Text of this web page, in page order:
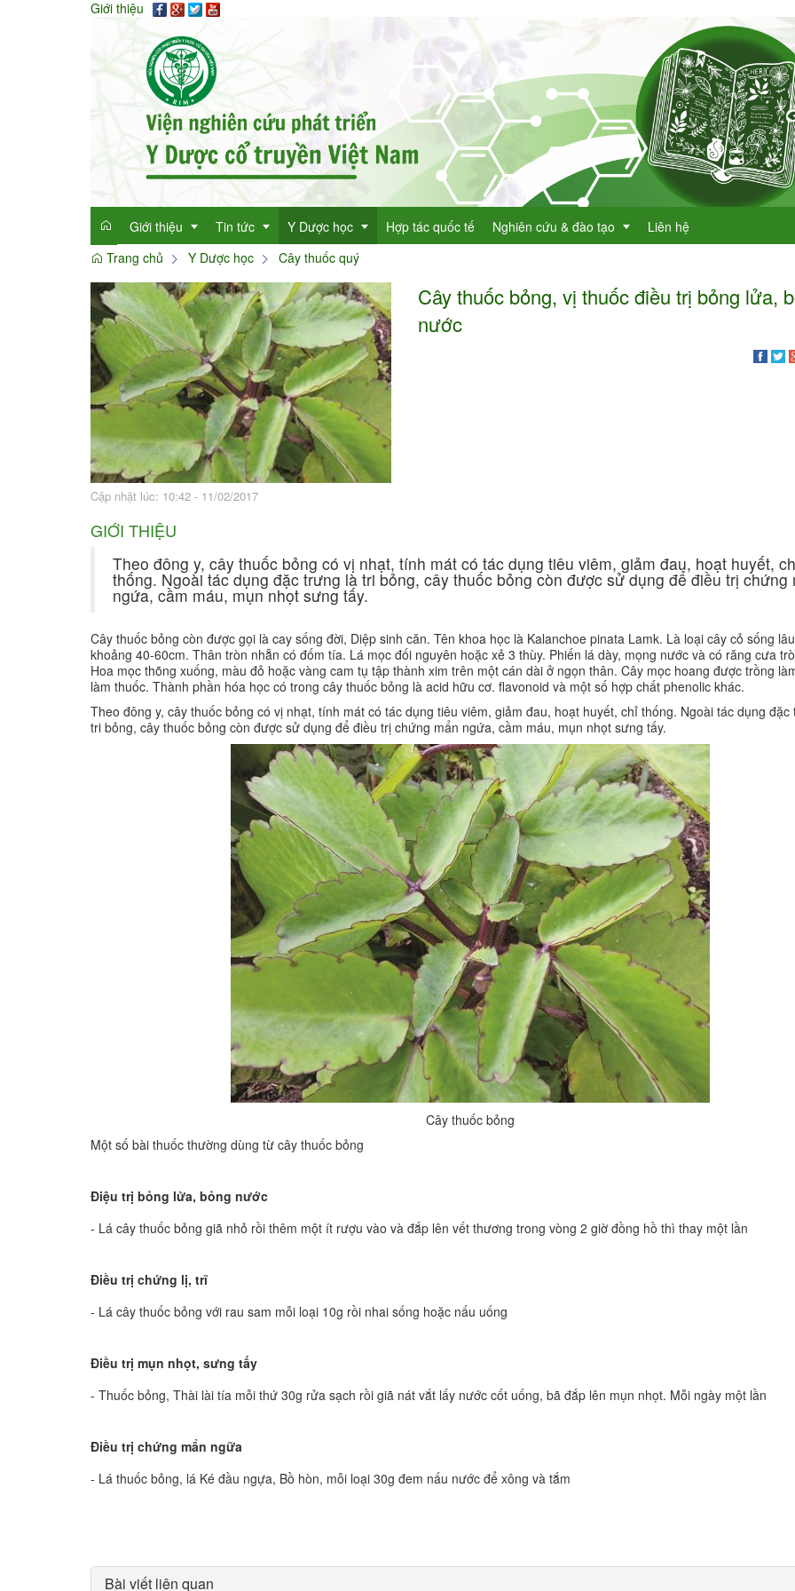
Giới thiệu
Giới thiệu
Giới thiệu
Mục đích
Chức năng nhiệm vụ
Tin tức
Tin tức tổng hợp
Tin tức trong ngành
Y Dược học
Thông tin y học
Cây thuốc quý Danh lục cây thuốc
Danh lục cây thuốc Việt Nam
Làm đẹp với thảo dược
Bài thuốc hay
Sức khỏe ngàn vàng
Hợp tác quốc tế Nghiên cứu & đào tạo
Dự án KHCN
Liên hệ
Trang chủ
Y Dược học Cây thuốc quý
Cập nhật lúc: 10:42 - 11/02/2017
Cây thuốc bỏng, vị thuốc điều trị bỏng lửa,
nước
GIỚI THIỆU
Theo đông y, cây thuốc bỏng có vị nhạt, tính mát có tác dụng tiêu viêm, giảm đau, hoạt huyết,
thống. Ngoài tác dụng đặc trưng là tri bỏng, cây thuốc bỏng còn được sử dụng để điều trị chứng
ngứa, cầm máu, mụn nhọt sưng tấy.
Cây thuốc bỏng còn được gọi là cay sống đời, Diệp sinh căn. Tên khoa học là Kalanchoe pinata Lamk. Là loại cây cỏ sống
khoảng 40-60cm. Thân tròn nhẵn có đốm tía. Lá mọc đối nguyên hoặc xẻ 3 thùy. Phiến lá dày, mọng nước và có răng cưa
Hoa mọc thõng xuống, màu đỏ hoặc vàng cam tụ tập thành xim trên một cán dài ở ngọn thân. Cây mọc hoang được trồng
làm thuốc. Thành phần hóa học có trong cây thuốc bỏng là acid hữu cơ. flavonoid và một số hợp chất phenolic khác.
Theo đông y, cây thuốc bỏng có vị nhạt, tính mát có tác dụng tiêu viêm, giảm đau, hoạt huyết, chỉ thống. Ngoài tác dụng đặc
tri bỏng, cây thuốc bỏng còn được sử dụng để điều trị chứng mẩn ngứa, cầm máu, mụn nhọt sưng tấy.
Cây thuốc bỏng
Một số bài thuốc thường dùng từ cây thuốc bỏng
Điệu trị bỏng lửa, bỏng nước
- Lá cây thuốc bỏng giã nhỏ rồi thêm một ít rượu vào và đắp lên vết thương trong vòng 2 giờ đồng hồ thì thay một lần
Điều trị chứng lị, trĩ
- Lá cây thuốc bỏng với rau sam mỗi loại 10g rồi nhai sống hoặc nấu uống
Điều trị mụn nhọt, sưng tấy
- Thuốc bỏng, Thài lài tía mỗi thứ 30g rửa sạch rồi giã nát vắt lấy nước cốt uống, bã đắp lên mụn nhọt. Mỗi ngày một lần
Điều trị chứng mẩn ngữa
- Lá thuốc bỏng, lá Ké đầu ngựa, Bồ hòn, mỗi loại 30g đem nấu nước để xông và tắm
Bài viết liên quan